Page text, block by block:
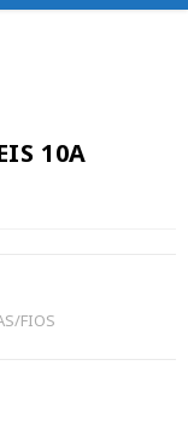
10A
FIOS